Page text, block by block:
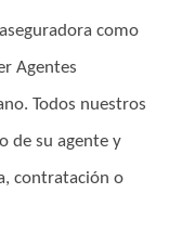
como
Agentes
Todos nuestros
de su agente y
contratación o